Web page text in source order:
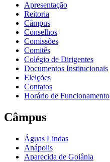
Apresentação
Reitoria
Câmpus
Conselhos
Comissões
Comitês
Colégio de Dirigentes
Documentos Institucionais
Eleições
Contatos
Horário de Funcionamento
Câmpus
Águas Lindas
Anápolis
Aparecida de Goiânia